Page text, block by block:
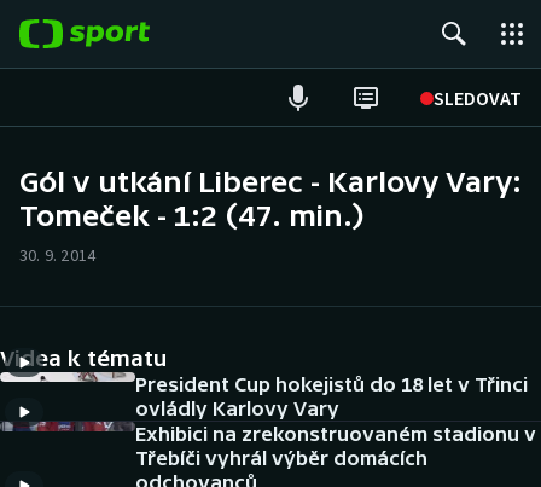
SLEDOVAT
ME v plavání
Tenis
DALŠÍ SPORTY
Gól v utkání Liberec - Karlovy Vary:
Tomeček - 1:2 (47. min.)
30. 9. 2014
Videa k tématu
President Cup hokejistů do 18 let v Třinci
ovládly Karlovy Vary
Exhibici na zrekonstruovaném stadionu v
Třebíči vyhrál výběr domácích
odchovanců